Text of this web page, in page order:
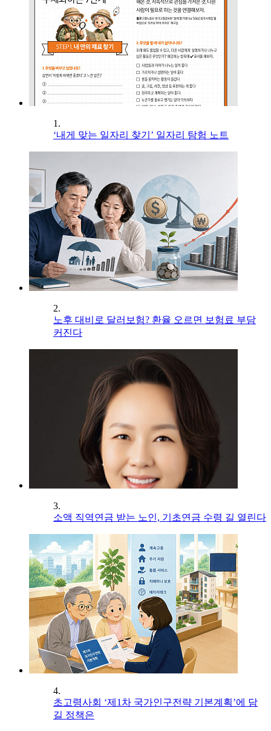
1.
‘내게 맞는 일자리 찾기’ 일자리 탐험 노트
2.
노후 대비로 달러보험? 환율 오르면 보험료 부담
커진다
3.
소액 직역연금 받는 노인, 기초연금 수령 길 열린다
4.
초고령사회 ‘제1차 국가인구전략 기본계획’에 담
길 정책은